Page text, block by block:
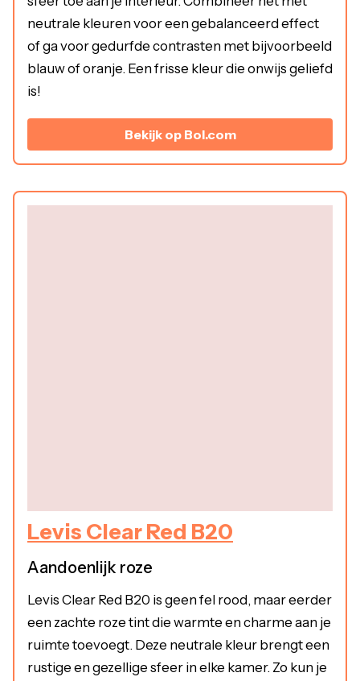
neutrale kleuren voor een gebalanceerd effect
of ga voor gedurfde contrasten met bijvoorbeeld
blauw of oranje. Een frisse kleur die onwijs geliefd
is!
Bekijk op Bol.com
Levis Clear Red B20
Aandoenlijk roze
Levis Clear Red B20 is geen fel rood, maar eerder
een zachte roze tint die warmte en charme aan je
ruimte toevoegt. Deze neutrale kleur brengt een
rustige en gezellige sfeer in elke kamer. Zo kun je